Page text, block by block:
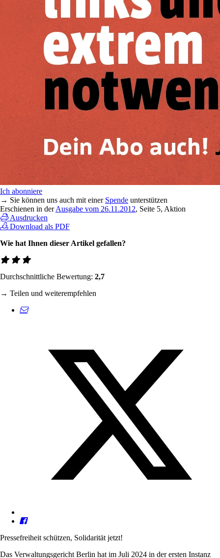
Ich abonniere
→ Sie können uns auch mit einer Spende unterstützen
Erschienen in derAusgabe vom 26.11.2012, Seite 5, Aktion
Ausdrucken
Download als PDF
Wie hat Ihnen dieser Artikel gefallen?
Durchschnittliche Bewertung: 2,7
→ Teilen und weiterempfehlen
Pressefreiheit schützen, Solidarität jetzt!
Das Verwaltungsgericht Berlin hat im Juli 2024 in der ersten Instanz